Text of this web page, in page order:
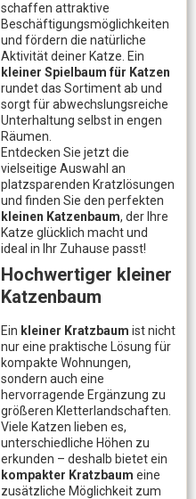
schaffen attraktive
Beschäftigungsmöglichkeiten
und fördern die natürliche
Aktivität deiner Katze. Ein
kleiner Spielbaum für Katzen
rundet das Sortiment ab und
sorgt für abwechslungsreiche
Unterhaltung selbst in engen
Räumen.
Entdecken Sie jetzt die
vielseitige Auswahl an
platzsparenden Kratzlösungen
und finden Sie den perfekten
kleinen Katzenbaum, der Ihre
Katze glücklich macht und
ideal in Ihr Zuhause passt!
Hochwertiger kleiner
Katzenbaum
Ein kleiner Kratzbaum ist nicht
nur eine praktische Lösung für
kompakte Wohnungen,
sondern auch eine
hervorragende Ergänzung zu
größeren Kletterlandschaften.
Viele Katzen lieben es,
unterschiedliche Höhen zu
erkunden – deshalb bietet ein
kompakter Kratzbaum eine
zusätzliche Möglichkeit zum